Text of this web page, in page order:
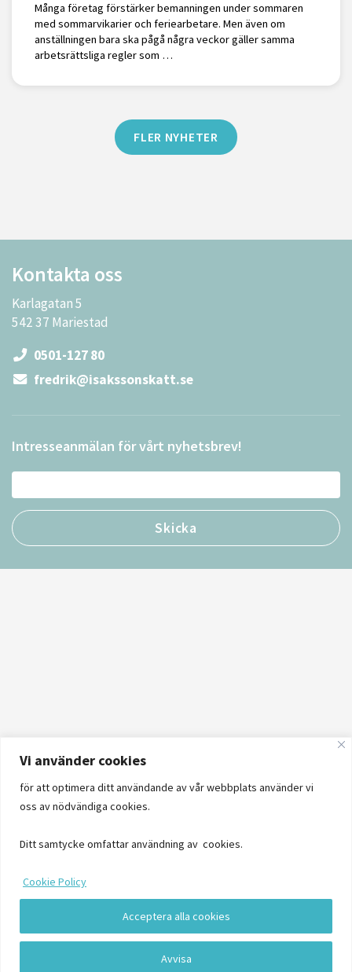
Vi använder cookies
för att optimera ditt användande av vår webbplats använder vi
oss av nödvändiga cookies.
Ditt samtycke omfattar användning av cookies.
Cookie Policy
Avvisa
Acceptera alla cookies
Många företag förstärker bemanningen under sommaren
med sommarvikarier och feriearbetare. Men även om
anställningen bara ska pågå några veckor gäller samma
arbetsrättsliga regler som …
FLER NYHETER
Kontakta oss
Karlagatan 5
542 37 Mariestad
0501-127 80
fredrik@isakssonskatt.se
Intresseanmälan för vårt nyhetsbrev!
Logga in